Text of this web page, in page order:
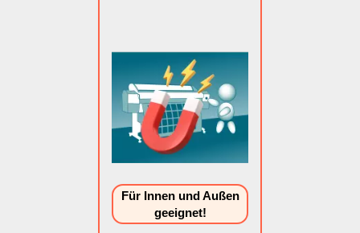
Für Innen und Außen
geeignet!